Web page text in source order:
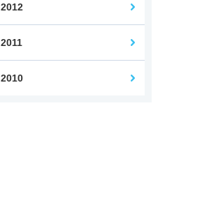
2012
2011
2010